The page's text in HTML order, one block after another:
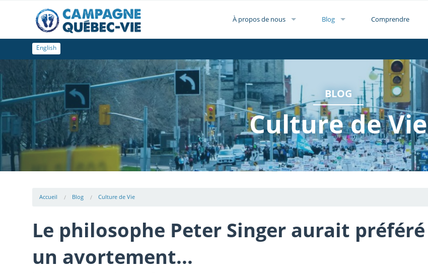
À propos de nous Blog Comprendre
English
BLOG
Culture de Vie
Accueil Blog Culture de Vie
Le philosophe Peter Singer aurait préféré
un avortement...